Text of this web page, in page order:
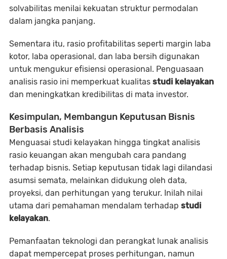
solvabilitas menilai kekuatan struktur permodalan
dalam jangka panjang.
Sementara itu, rasio profitabilitas seperti margin laba
kotor, laba operasional, dan laba bersih digunakan
untuk mengukur efisiensi operasional. Penguasaan
analisis rasio ini memperkuat kualitas studi kelayakan
dan meningkatkan kredibilitas di mata investor.
Kesimpulan, Membangun Keputusan Bisnis
Berbasis Analisis
Menguasai studi kelayakan hingga tingkat analisis
rasio keuangan akan mengubah cara pandang
terhadap bisnis. Setiap keputusan tidak lagi dilandasi
asumsi semata, melainkan didukung oleh data,
proyeksi, dan perhitungan yang terukur. Inilah nilai
utama dari pemahaman mendalam terhadap studi
kelayakan.
Pemanfaatan teknologi dan perangkat lunak analisis
dapat mempercepat proses perhitungan, namun